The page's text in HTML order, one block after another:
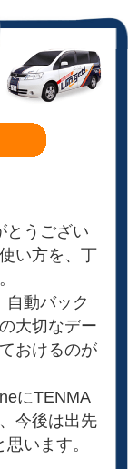
とうござい
い方を、丁
自動バック
大切なデー
おけるのが
にTENMA
今後は出先
います。